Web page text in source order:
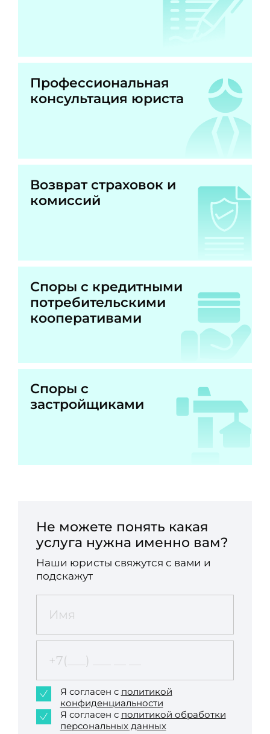
Профессиональная
консультация юриста
Возврат страховок и
комиссий
Споры с кредитными
потребительскими
кооперативами
Споры с
застройщиками
Не можете понять какая
услуга нужна именно вам?
Наши юристы свяжутся с вами и
подскажут
Я согласен с политикой
конфиденциальности
Я согласен с политикой обработки
персональных данных